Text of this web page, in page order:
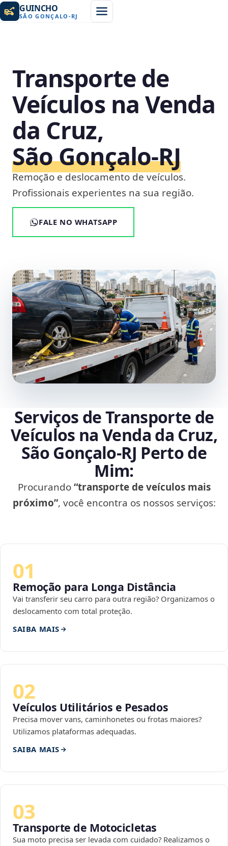
GUINCHO
SÃO GONÇALO -RJ
Transporte de
Veículos na Venda
da Cruz,
São Gonçalo‑RJ
Remoção e deslocamento de veículos.
Profissionais experientes na sua região.
FALE NO WHATSAPP
Serviços de Transporte de
Veículos na Venda da Cruz,
São Gonçalo‑RJ Perto de
Mim:
Procurando“transporte de veículos mais
próximo”, você encontra os nossos serviços:
01
Remoção para Longa Distância
Vai transferir seu carro para outra região? Organizamos o
deslocamento com total proteção.
SAIBA MAIS
02
Veículos Utilitários e Pesados
Precisa mover vans, caminhonetes ou frotas maiores?
Utilizamos plataformas adequadas.
SAIBA MAIS
03
Transporte de Motocicletas
Sua moto precisa ser levada com cuidado? Realizamos o